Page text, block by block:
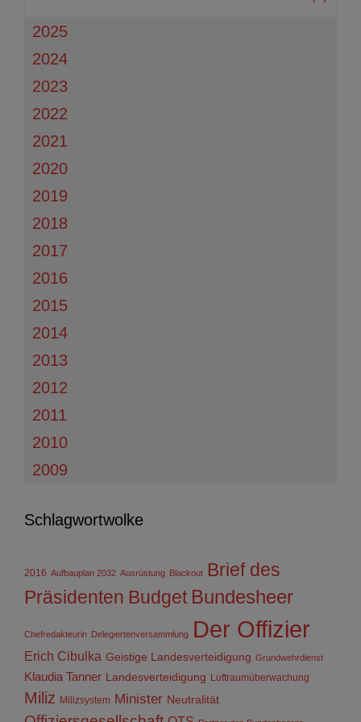
2025
2024
2023
2022
2021
2020
2019
2018
2017
2016
2015
2014
2013
2012
2011
2010
2009
Schlagwortwolke
2016 Aufbauplan 2032 Ausrüstung Blackout Brief des
Präsidenten Budget Bundesheer
Chefredakteurin Delegiertenversammlung Der Offizier
Erich Cibulka Geistige Landesverteidigung Grundwehrdienst
Klaudia Tanner Landesverteidigung Luftraumüberwachung
Miliz Milizsystem Minister Neutralität